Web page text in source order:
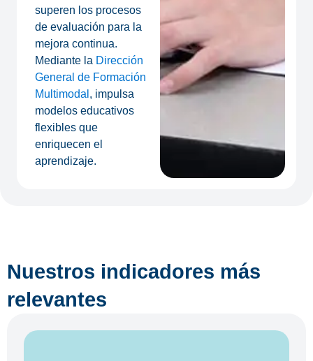
superen los procesos
de evaluación para la
mejora continua.
Mediante la Dirección
General de Formación
Multimodal , impulsa
modelos educativos
flexibles que
enriquecen el
aprendizaje.
Nuestros indicadores más
relevantes